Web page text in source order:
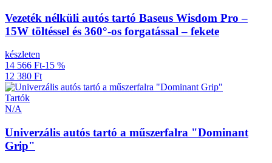
Vezeték nélküli autós tartó Baseus Wisdom Pro –
15W töltéssel és 360°-os forgatással – fekete
készleten
14 566 Ft-15 %
12 380 Ft
Tartók
N/A
Univerzális autós tartó a műszerfalra "Dominant
Grip"